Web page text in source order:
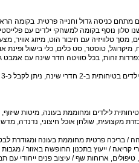
מסך טלוויזיה עם חיבור הוט, מיזוג
מתחלקת בין 2 סוויטות נפרדות זהות, בכל
לילדים ומחוממת בעונה, מיטות שיזוף,
מקצועית, שולחן אוכל חיצוני, נדנדה,
/ בריכה פרטית מחוממת בעונה ומגודרת
קריאה / ייעוץ בתכנון החופשה באזור /
ארוחות שף / עיצוב פנים ייחודי עם